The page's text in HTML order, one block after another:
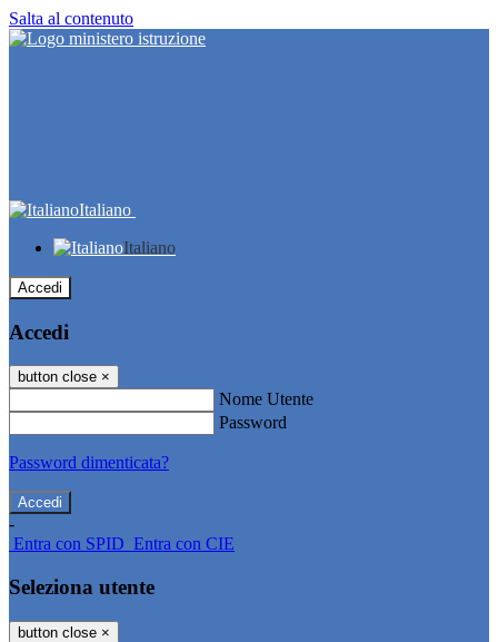
Salta al contenuto
Italiano
Italiano
Accedi
Accedi
button close ×
Nome Utente
Password
Password dimenticata?
-
Entra con SPID Entra con CIE
Seleziona utente
button close ×